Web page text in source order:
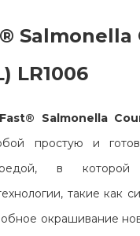
Salmonella
LR1006
Salmonella
простую и
в которой
такие как
окрашивание